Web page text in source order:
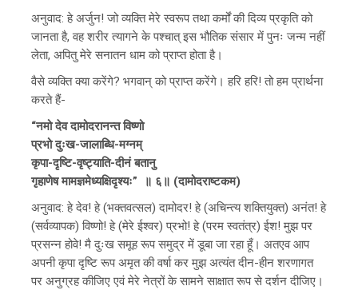
अनुवाद: हे अर्जुन! जो व्यक्ति मेरे स्वरूप तथा कर्मों की दिव्य प्रकृति को
जानता है, वह शरीर त्यागने के पश्चात् इस भौतिक संसार में पुनः जन्म नहीं
लेता, अपितु मेरे सनातन धाम को प्राप्त होता है।
वैसे व्यक्ति क्या करेंगे? भगवान् को प्राप्त करेंगे। हरि हरि! तो हम प्रार्थना
करते हैं-
“नमो देव दामोदरानन्त विष्णो
प्रभो दुःख-जालाब्धि-मग्नम्
कृपा-दृष्टि-वृष्ट्याति-दीनं बतानु
गृहाणेष मामज्ञमेध्यक्षिदृश्यः” ॥ ६॥ (दामोदराष्टकम)
अनुवाद: हे देव! हे (भक्तवत्सल) दामोदर! हे (अचिन्त्य शक्तियुक्त) अनंत! हे
(सर्वव्यापक) विष्णो! हे (मेरे ईश्वर) प्रभो! हे (परम स्वतंत्र) ईश! मुझ पर
प्रसन्न होवे! मै दुःख समूह रूप समुद्र में डूबा जा रहा हूँ। अतएव आप
अपनी कृपा दृष्टि रूप अमृत की वर्षा कर मुझ अत्यंत दीन-हीन शरणागत
पर अनुग्रह कीजिए एवं मेरे नेत्रों के सामने साक्षात रूप से दर्शन दीजिए।